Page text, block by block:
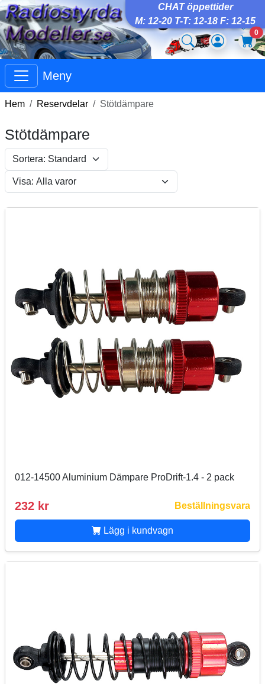
CHAT öppettider
M: 12-20 T-T: 12-18 F: 12-15
0
Meny
Hem Reservdelar Stötdämpare
Stötdämpare
012-14500 Aluminium Dämpare ProDrift-1.4 - 2 pack
232 kr Beställningsvara
Lägg i kundvagn